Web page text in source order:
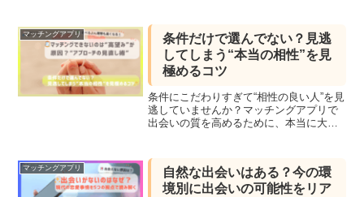
マッチングアプリ
条件だけで選んでない？見逃
してしまう“本当の相性”を見
極めるコツ
条件にこだわりすぎて“相性の良い人”を見
逃していませんか？マッチングアプリで
出会いの質を高めるために、本当に大切
マッチングアプリ
自然な出会いはある？今の環
境別に出会いの可能性をリア